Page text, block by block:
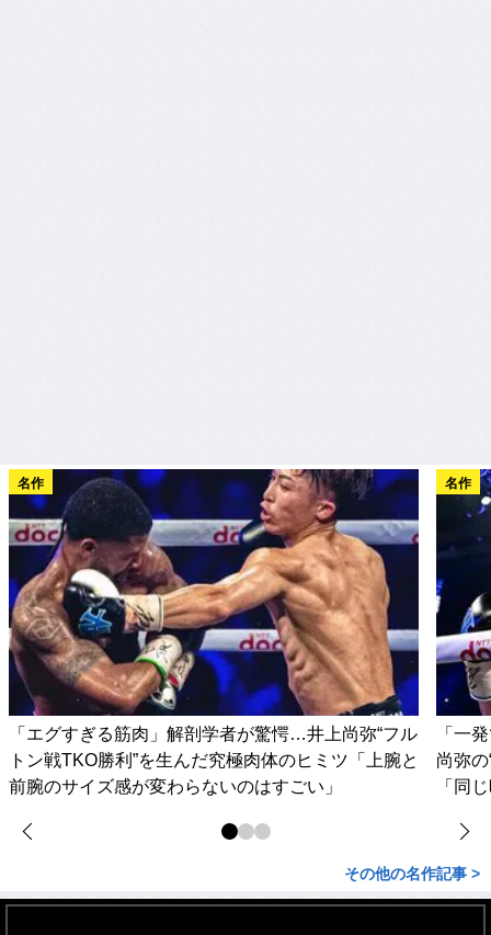
名作
「エグすぎる筋肉」解剖学者が驚愕…井上尚弥“フル
トン戦TKO勝利”を生んだ究極肉体のヒミツ「上腕と
前腕のサイズ感が変わらないのはすごい」
名作
「一
尚弥
「同
その他の名作記事 >